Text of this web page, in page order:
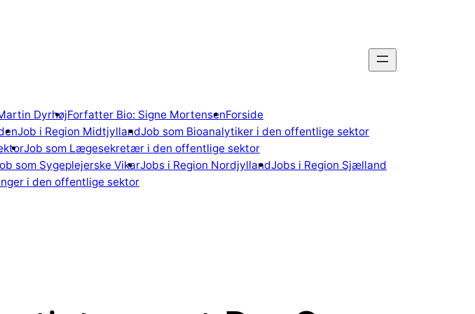
DyrhøjForfatter Bio: Signe MortensenForside
Job i Region MidtjyllandJob som Bioanalytiker i den offentlige sektor
Job som Lægesekretær i den offentlige sektor
som Sygeplejerske VikarJobs i Region NordjyllandJobs i Region Sjælland
i den offentlige sektor